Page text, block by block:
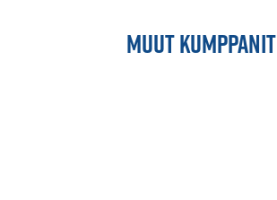
MUUT KUMPPANIT